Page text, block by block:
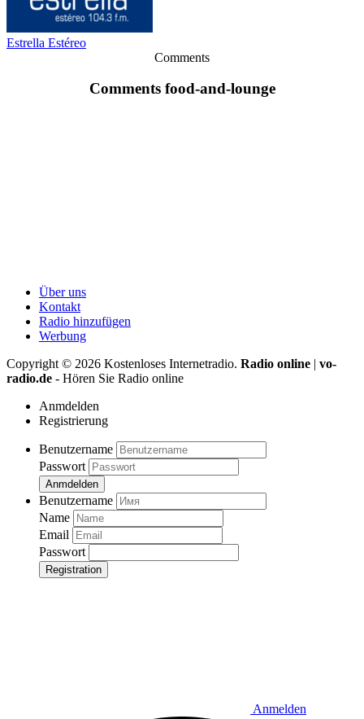
Estrella Estéreo
Comments
Comments food-and-lounge
Über uns
Kontakt
Radio hinzufügen
Werbung
Copyright © 2026 Kostenloses Internetradio. Radio online | vo-
radio.de - Hören Sie Radio online
Anmdelden
Registrierung
Benutzername
Passwort
Anmdelden
Benutzername
Name
Email
Passwort
Registration
Anmelden